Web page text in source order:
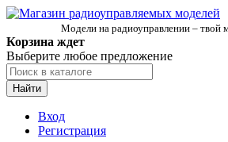
Модели на радиоуправлении – твой
Корзина ждет
Выберите любое предложение
Найти
Вход
Регистрация